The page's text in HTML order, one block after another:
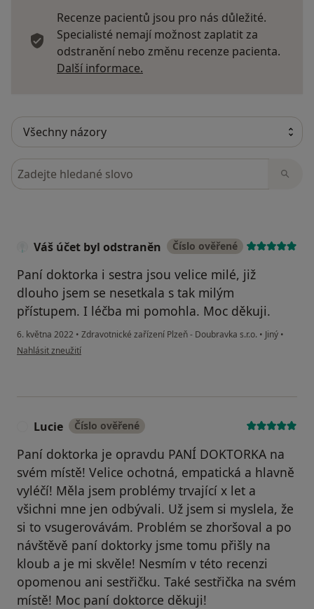
Recenze pacientů jsou pro nás důležité.
Specialisté nemají možnost zaplatit za
odstranění nebo změnu recenze pacienta.
Další informace.
Hledejte v názorech
Váš účet byl odstraněn Číslo ověřené
Paní doktorka i sestra jsou velice milé, již
dlouho jsem se nesetkala s tak milým
přístupem. I léčba mi pomohla. Moc děkuji.
6. května 2022 • Zdravotnické zařízení Plzeň - Doubravka s.r.o. • Jiný •
podle názoru uživatele Váš účet byl odstraněn
Nahlásit zneužití
Lucie Číslo ověřené
Paní doktorka je opravdu PANÍ DOKTORKA na
svém místě! Velice ochotná, empatická a hlavně
vyléčí! Měla jsem problémy trvající x let a
všichni mne jen odbývali. Už jsem si myslela, že
si to vsugerovávám. Problém se zhoršoval a po
návštěvě paní doktorky jsme tomu přišly na
kloub a je mi skvěle! Nesmím v této recenzi
opomenou ani sestřičku. Také sestřička na svém
místě! Moc paní doktorce děkuji!